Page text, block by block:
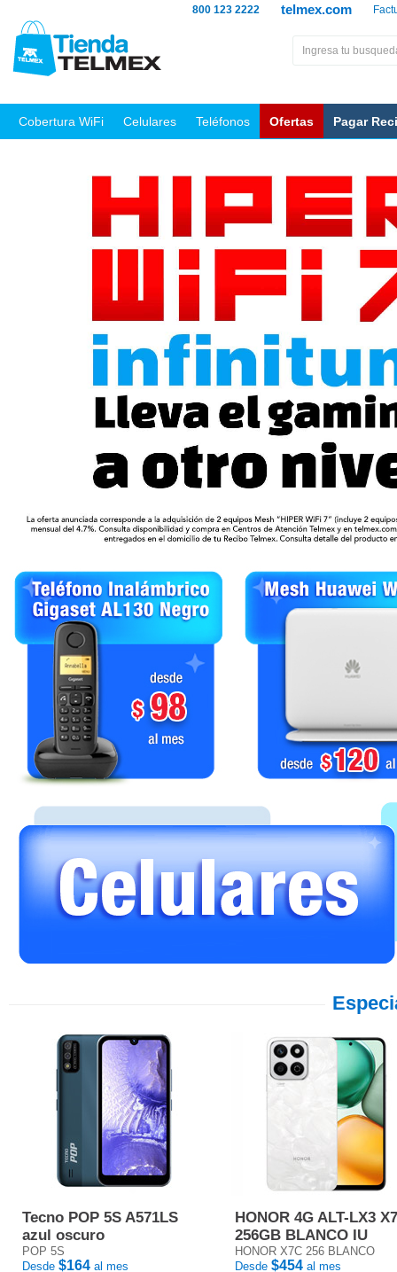
telmex.com
800 123 2222
Cobertura WiFi Celulares Teléfonos Ofertas Pagar
Tecno POP 5S A571LS
azul oscuro
POP 5S
Desde $164 al mes
HONOR 4G ALT-LX3
256GB BLANCO IU
HONOR X7C 256 BLANCO
Desde $454 al mes